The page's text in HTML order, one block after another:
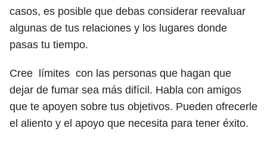
casos, es posible que debas considerar reevaluar
algunas de tus relaciones y los lugares donde
pasas tu tiempo.
Cree límites con las personas que hagan que
dejar de fumar sea más difícil. Habla con amigos
que te apoyen sobre tus objetivos. Pueden ofrecerle
el aliento y el apoyo que necesita para tener éxito.